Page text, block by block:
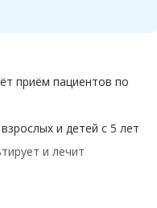
приём пациентов по
и детей с 5 лет
и лечит